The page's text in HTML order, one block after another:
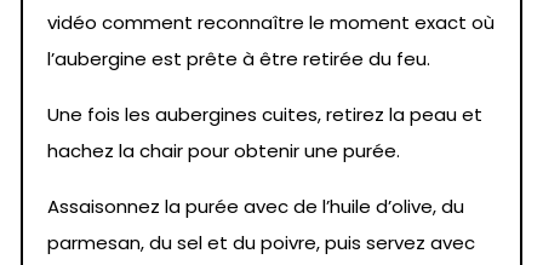
vidéo comment reconnaître le moment exact où
l’aubergine est prête à être retirée du feu.
Une fois les aubergines cuites, retirez la peau et
hachez la chair pour obtenir une purée.
Assaisonnez la purée avec de l’huile d’olive, du
parmesan, du sel et du poivre, puis servez avec